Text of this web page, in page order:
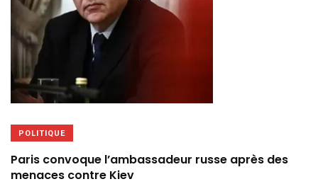
POLITIQUE
Paris convoque l’ambassadeur russe après des
menaces contre Kiev